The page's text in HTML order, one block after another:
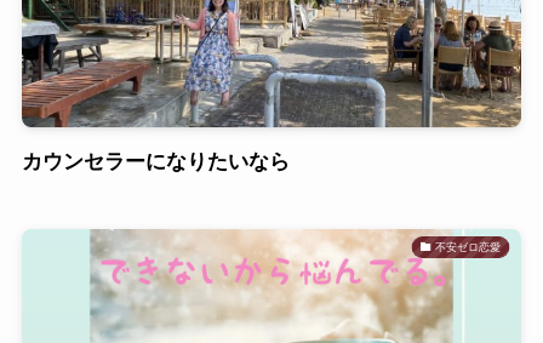
カウンセラーになりたいなら
不安ゼロ恋愛